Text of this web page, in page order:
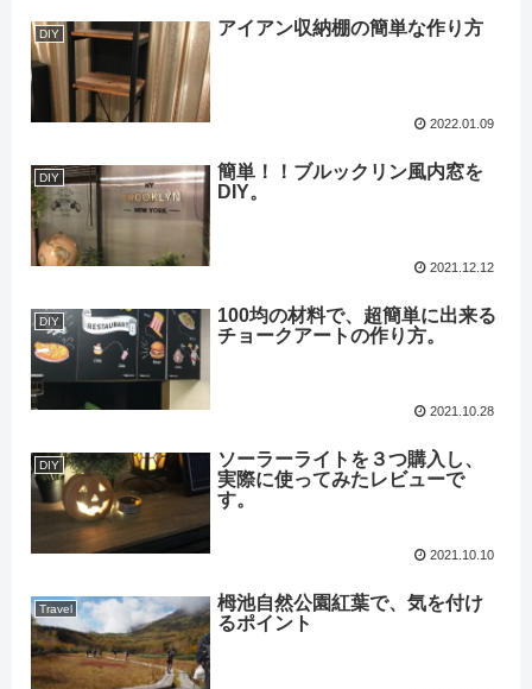
DIY アイアン収納棚の簡単な作り方
2022.01.09
DIY
簡単！！ブルックリン風内窓を
DIY。
2021.12.12
DIY
100均の材料で、超簡単に出来る
チョークアートの作り方。
2021.10.28
DIY
ソーラーライトを３つ購入し、
実際に使ってみたレビューで
す。
2021.10.10
Travel
栂池自然公園紅葉で、気を付け
るポイント